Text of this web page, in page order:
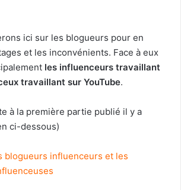
ici sur les blogueurs pour en
et les inconvénients. Face à eux
les influenceurs travaillant
travaillant sur YouTube.
à la première partie publié il y a
ci-dessous)
blogueurs influenceurs et les